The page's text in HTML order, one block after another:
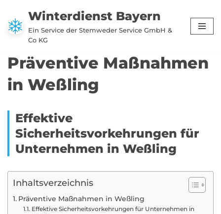
Zum
Inhalt
Winterdienst Bayern
Ein Service der Stemweder Service GmbH &
Co KG
Präventive Maßnahmen
in Weßling
Effektive
Sicherheitsvorkehrungen für
Unternehmen in Weßling
Inhaltsverzeichnis
Präventive Maßnahmen in Weßling
Effektive Sicherheitsvorkehrungen für Unternehmen in